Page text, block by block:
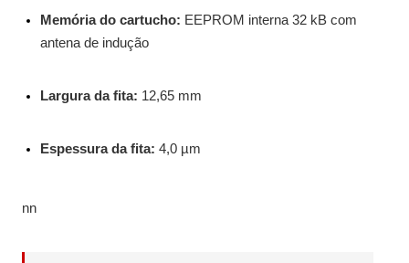
Memória do cartucho: EEPROM interna 32 kB com
antena de indução
Largura da fita: 12,65 mm
Espessura da fita: 4,0 µm
nn